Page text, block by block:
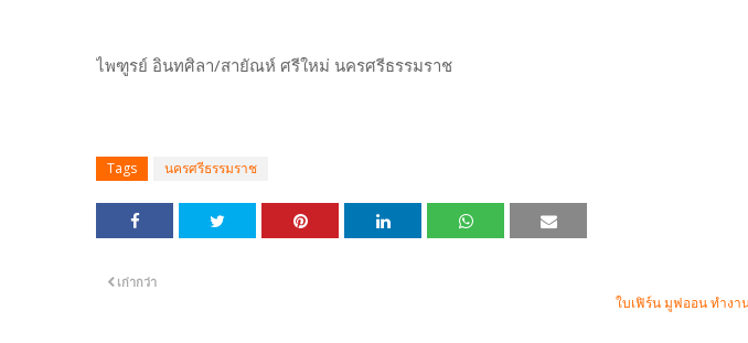
ไพฑูรย์ อินทศิลา/สายัณห์ ศรีใหม่ นครศรีธรรมราช
Tags นครศรีธรรมราช
ใบเฟิร์น มูฟออน ทำง
เก่ากว่า